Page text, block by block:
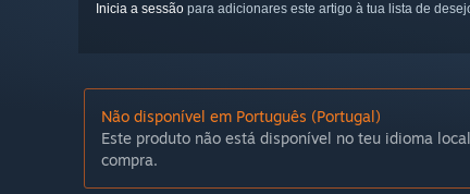
Inicia a sessão para adicionares este artigo à tua lista de
Não disponível em Português (Portugal)
Este produto não está disponível no teu idioma
compra.